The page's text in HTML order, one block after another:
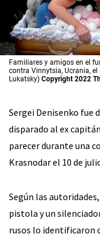
Familiares y amigos en el
contra Vinnytsia, Ucrania,
Lukatsky) Copyright 2022
Sergei Denisenko fue
disparado al ex
parecer durante una
Krasnodar el 10 de
Según las
pistola y un
rusos lo identificaron